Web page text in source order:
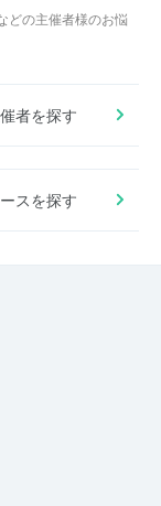
どの主催者様のお悩
者を探す
スを探す